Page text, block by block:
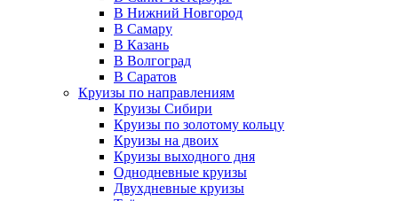
В Нижний Новгород
В Самару
В Казань
В Волгоград
В Саратов
Круизы по направлениям
Круизы Сибири
Круизы по золотому кольцу
Круизы на двоих
Круизы выходного дня
Однодневные круизы
Двухдневные круизы